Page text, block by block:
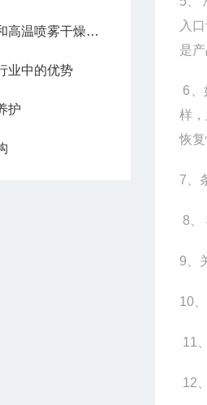
雾干燥机各自优点
业中的优势
护
入
是
6
样
恢
7
8
9
10
11
12